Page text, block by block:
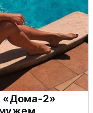
«Дома-2»